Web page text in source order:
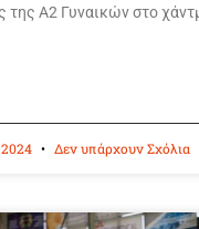
της Α2 Γυναικών στο
Δεν υπάρχουν Σχόλια